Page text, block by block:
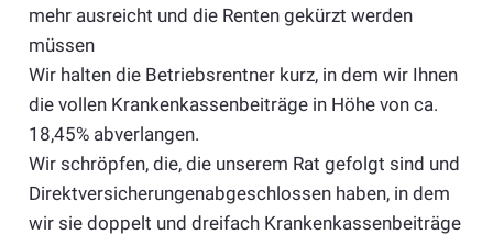
mehr ausreicht und die Renten gekürzt werden
müssen
Wir halten die Betriebsrentner kurz, in dem wir Ihnen
die vollen Krankenkassenbeiträge in Höhe von ca.
18,45% abverlangen.
Wir schröpfen, die, die unserem Rat gefolgt sind und
Direktversicherungenabgeschlossen haben, in dem
wir sie doppelt und dreifach Krankenkassenbeiträge